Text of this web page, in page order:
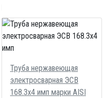
Труба нержавеющая
электросварная ЭСВ
168.3х4 имп марки AISI